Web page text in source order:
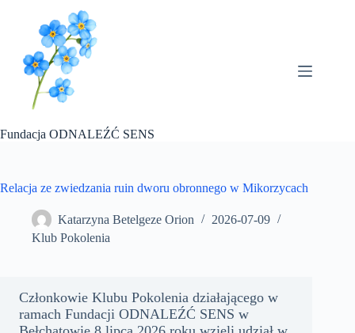
Fundacja ODNALEŹĆ SENS
Relacja ze zwiedzania ruin dworu obronnego w Mikorzycach
Katarzyna Betelgeze Orion
2026-07-09
Klub Pokolenia
Członkowie Klubu Pokolenia działającego w
ramach Fundacji ODNALEŹĆ SENS w